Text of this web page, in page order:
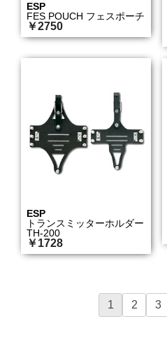
ESP
FES POUCH フェスポーチ
￥2750
ESP
トランスミッターホルダー
TH-200
￥1728
1 2 3